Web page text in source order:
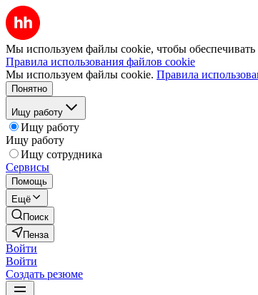
Мы используем файлы cookie, чтобы обеспечивать
Правила использования файлов cookie
Мы используем файлы cookie. Правила
Понятно
Ищу работу
Ищу работу
Ищу работу
Ищу сотрудника
Сервисы
Помощь
Ещё
Поиск
Пенза
Войти
Войти
Создать резюме